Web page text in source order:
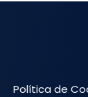
Política de